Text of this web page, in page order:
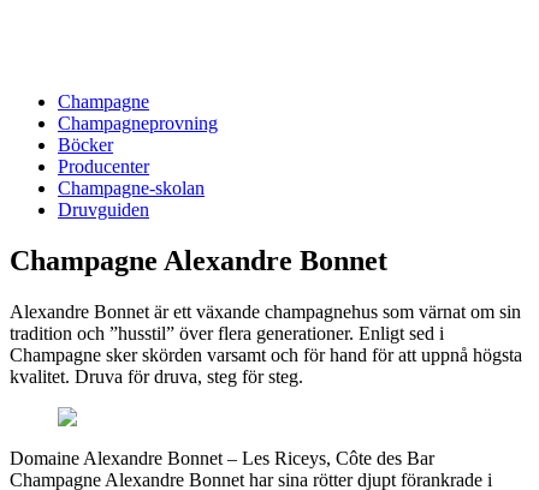
Champagne
Champagneprovning
Böcker
Producenter
Champagne-skolan
Druvguiden
Champagne Alexandre Bonnet
Alexandre Bonnet är ett växande champagnehus som värnat om sin
tradition och ”husstil” över flera generationer. Enligt sed i
Champagne sker skörden varsamt och för hand för att uppnå högsta
kvalitet. Druva för druva, steg för steg.
Domaine Alexandre Bonnet – Les Riceys, Côte des Bar
Champagne Alexandre Bonnet har sina rötter djupt förankrade i